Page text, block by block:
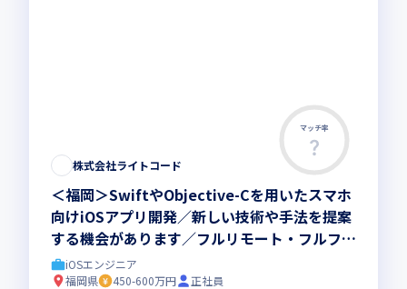
マッチ率
株式会社ライトコード
＜福岡＞SwiftやObjective-Cを用いたスマホ
向けiOSアプリ開発／新しい技術や手法を提案
する機会があります／フルリモート・フルフレ
ックスでライフワークバランス良し
iOSエンジニア
福岡県
450-600万円
正社員